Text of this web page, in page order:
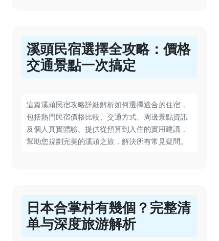
溪頭民宿選擇全攻略：價格
交通景點一次搞定
這篇溪頭民宿攻略詳細解析如何選擇適合的住宿，
包括熱門民宿價格比較、交通方式、周邊景點資訊
及個人真實體驗。提供從預算到入住的實用建議，
幫助您規劃完美的溪頭之旅，解決所有常見疑問。
日本合掌村有幾個？完整清
单与深度旅游解析